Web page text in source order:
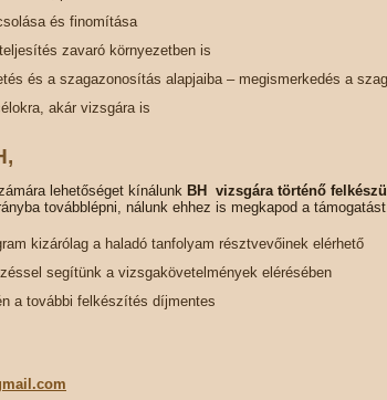
és finomítása
zavaró környezetben is
és a szagazonosítás alapjaiba – megismerkedés a
akár vizsgára is
lehetőséget kínálunk BH vizsgára történő
továbblépni, nálunk ehhez is megkapod a
kizárólag a haladó tanfolyam résztvevőinek elérhető
segítünk a vizsgakövetelmények elérésében
a további felkészítés díjmentes